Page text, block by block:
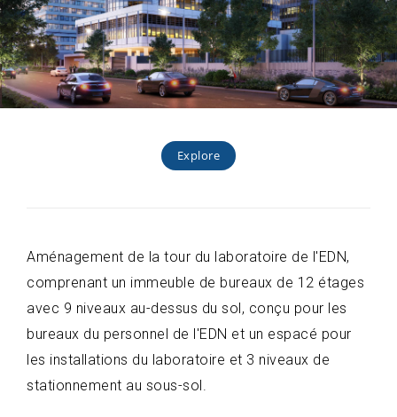
Explore
Aménagement de la tour du laboratoire de l'EDN,
comprenant un immeuble de bureaux de 12 étages
avec 9 niveaux au-dessus du sol, conçu pour les
bureaux du personnel de l'EDN et un espacé pour
les installations du laboratoire et 3 niveaux de
stationnement au sous-sol.